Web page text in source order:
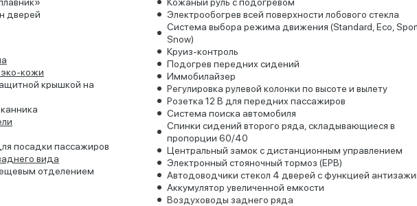
дверей
кожи
крышкой на
посадки пассажиров
вида
отделением
Электрообогрев всей поверхности лобового стекла
Система выбора режима движения (Standard, Eco,
Snow)
Круиз-контроль
Подогрев передних сидений
Иммобилайзер
Регулировка рулевой колонки по высоте и вылету
Розетка 12 В для передних пассажиров
Система поиска автомобиля
Спинки сидений второго ряда, складывающиеся в
пропорции 60/40
Центральный замок с дистанционным управлением
Электронный стояночный тормоз (EPB)
Автодоводчики стекол 4 дверей с функцией
Аккумулятор увеличенной емкости
Воздуховоды заднего ряда